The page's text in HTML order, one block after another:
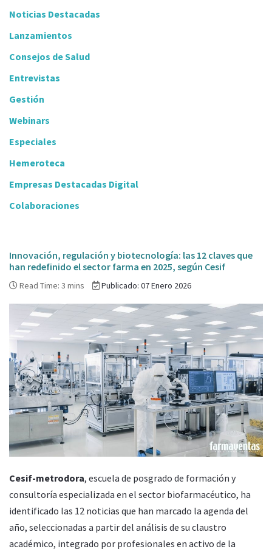
Noticias Destacadas
Lanzamientos
Consejos de Salud
Entrevistas
Gestión
Webinars
Especiales
Hemeroteca
Empresas Destacadas Digital
Colaboraciones
Innovación, regulación y biotecnología: las 12 claves que
han redefinido el sector farma en 2025, según Cesif
Read Time: 3 mins Publicado: 07 Enero 2026
Cesif-metrodora, escuela de posgrado de formación y
consultoría especializada en el sector biofarmacéutico, ha
identificado las 12 noticias que han marcado la agenda del
año, seleccionadas a partir del análisis de su claustro
académico, integrado por profesionales en activo de la